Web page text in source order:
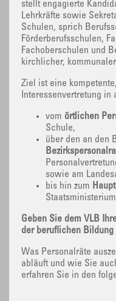
stellt engagierte
Lehrkräfte sowie
Schulen, sprich
Förderberufsschulen,
Fachoberschulen und
kirchlicher,
Ziel ist eine
Interessenvertretung in
vom örtlichen
Schule,
über den an den
sowie am
bis hin zum
Geben Sie dem VLB
der beruflichen
Was Personalräte
abläuft und wie Sie
erfahren Sie in den